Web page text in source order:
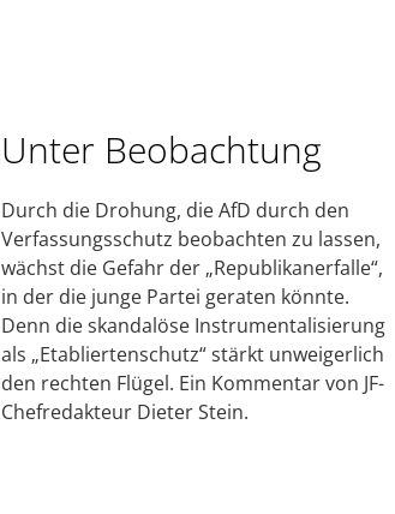
Unter Beobachtung
Durch die Drohung, die AfD durch den
Verfassungsschutz beobachten zu lassen,
wächst die Gefahr der „Republikanerfalle“,
in der die junge Partei geraten könnte.
Denn die skandalöse Instrumentalisierung
als „Etabliertenschutz“ stärkt unweigerlich
den rechten Flügel. Ein Kommentar von JF-
Chefredakteur Dieter Stein.